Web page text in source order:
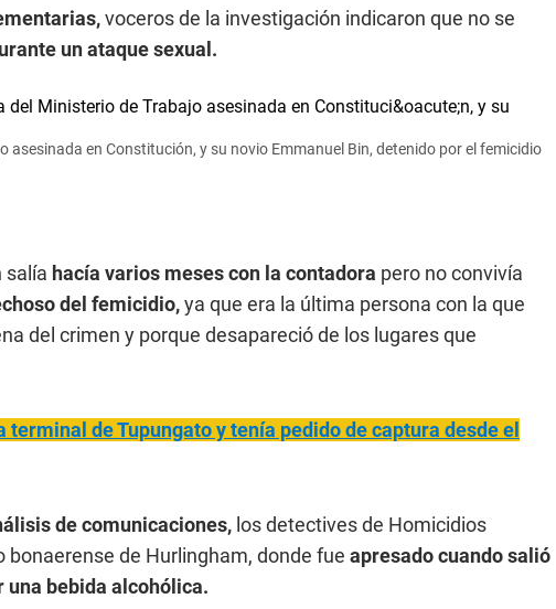
voceros de la investigación indicaron que no se
un ataque sexual.
asesinada en Constitución, y su novio Emmanuel Bin, detenido por el femicidio
salía hacía varios meses con la contadora pero no convivía
del femicidio,ya que era la última persona con la que
del crimen y porque desapareció de los lugares que
terminal de Tupungato y tenía pedido de captura desde el
de comunicaciones, los detectives de Homicidios
bonaerense de Hurlingham, donde fue apresado cuando salió
una bebida alcohólica.